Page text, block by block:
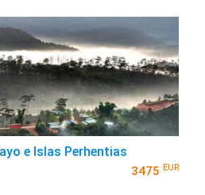
e Islas Perhentias
3475 EUR